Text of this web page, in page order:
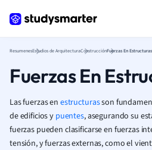
ResumenesEstudios de ArquitecturaConstrucciónFuerzas En Estructuras
Fuerzas En
Las fuerzas en estructurasson
de edificios y puentes, asegurando su
fuerzas pueden clasificarse en fuerzas
tensión, y fuerzas externas, como el